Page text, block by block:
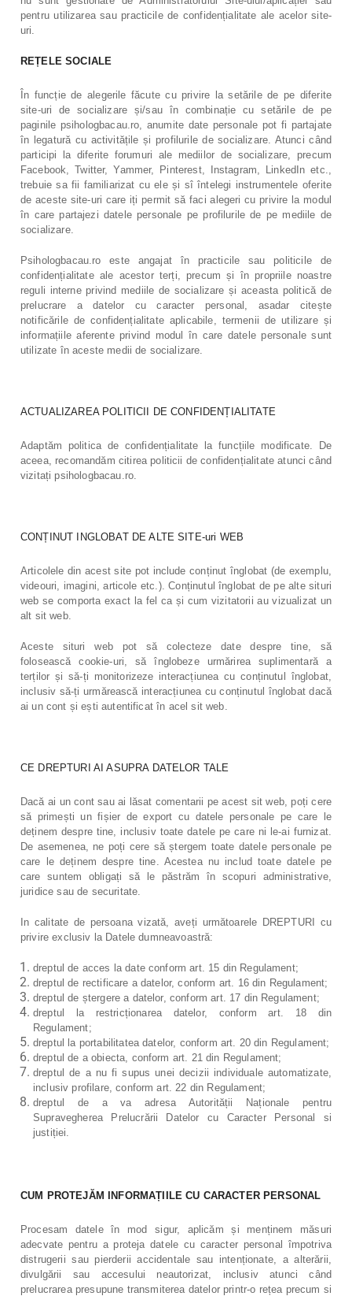
pentru utilizarea sau practicile de confidențialitate ale acelor site-
uri.
REȚELE SOCIALE
În funcție de alegerile făcute cu privire la setările de pe diferite
site-uri de socializare și/sau în combinație cu setările de pe
paginile psihologbacau.ro, anumite date personale pot fi partajate
în legatură cu activitățile și profilurile de socializare. Atunci când
participi la diferite forumuri ale mediilor de socializare, precum
Facebook, Twitter, Yammer, Pinterest, Instagram, LinkedIn etc.,
trebuie sa fii familiarizat cu ele și sî întelegi instrumentele oferite
de aceste site-uri care iți permit să faci alegeri cu privire la modul
în care partajezi datele personale pe profilurile de pe mediile de
socializare.
Psihologbacau.ro este angajat în practicile sau politicile de
confidențialitate ale acestor terți, precum și în propriile noastre
reguli interne privind mediile de socializare și aceasta politică de
prelucrare a datelor cu caracter personal, asadar citește
notificările de confidențialitate aplicabile, termenii de utilizare și
informațiile aferente privind modul în care datele personale sunt
utilizate în aceste medii de socializare.
ACTUALIZAREA POLITICII DE CONFIDENȚIALITATE
Adaptăm politica de confidențialitate la funcțiile modificate. De
aceea, recomandăm citirea politicii de confidențialitate atunci când
vizitați psihologbacau.ro.
CONȚINUT INGLOBAT DE ALTE SITE-uri WEB
Articolele din acest site pot include conținut înglobat (de exemplu,
videouri, imagini, articole etc.). Conținutul înglobat de pe alte situri
web se comporta exact la fel ca și cum vizitatorii au vizualizat un
alt sit web.
Aceste situri web pot să colecteze date despre tine, să
folosească cookie-uri, să înglobeze urmărirea suplimentară a
terților și să-ți monitorizeze interacțiunea cu conținutul înglobat,
inclusiv să-ți urmărească interacțiunea cu conținutul înglobat dacă
ai un cont și ești autentificat în acel sit web.
CE DREPTURI AI ASUPRA DATELOR TALE
Dacă ai un cont sau ai lăsat comentarii pe acest sit web, poți cere
să primești un fișier de export cu datele personale pe care le
deținem despre tine, inclusiv toate datele pe care ni le-ai furnizat.
De asemenea, ne poți cere să ștergem toate datele personale pe
care le deținem despre tine. Acestea nu includ toate datele pe
care suntem obligați să le păstrăm în scopuri administrative,
juridice sau de securitate.
In calitate de persoana vizată, aveți următoarele DREPTURI cu
privire exclusiv la Datele dumneavoastră:
dreptul de acces la date conform art. 15 din Regulament;
dreptul de rectificare a datelor, conform art. 16 din Regulament;
dreptul de ștergere a datelor, conform art. 17 din Regulament;
dreptul la restricționarea datelor, conform art. 18 din
Regulament;
dreptul la portabilitatea datelor, conform art. 20 din Regulament;
dreptul de a obiecta, conform art. 21 din Regulament;
dreptul de a nu fi supus unei decizii individuale automatizate,
inclusiv profilare, conform art. 22 din Regulament;
dreptul de a va adresa Autorității Naționale pentru
Supravegherea Prelucrării Datelor cu Caracter Personal si
justiției.
CUM PROTEJĂM INFORMAȚIILE CU CARACTER PERSONAL
Procesam datele în mod sigur, aplicăm și menținem măsuri
adecvate pentru a proteja datele cu caracter personal împotriva
distrugerii sau pierderii accidentale sau intenționate, a alterării,
divulgării sau accesului neautorizat, inclusiv atunci când
prelucrarea presupune transmiterea datelor printr-o rețea precum si